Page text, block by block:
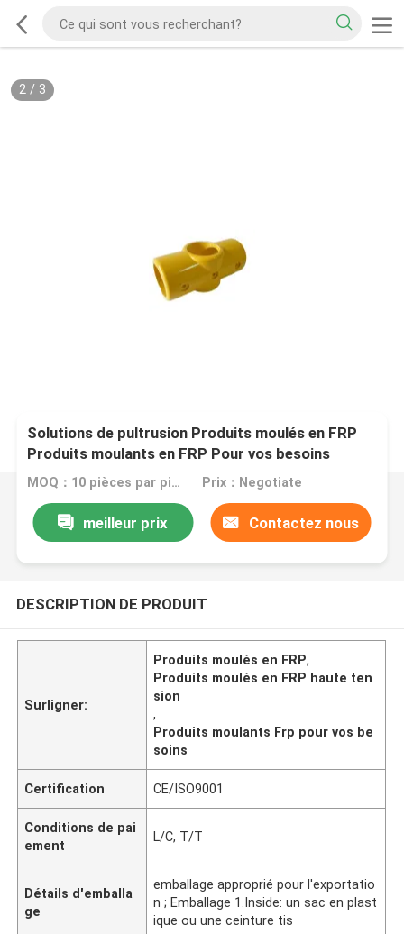
2/ 3
Solutions de pultrusion Produits moulés en FRP
Produits moulants en FRP Pour vos besoins
MOQ：10 pièces par pièce Prix：Negotiate
meilleur prix Contactez nous
DESCRIPTION DE PRODUIT
Surligner:
Produits moulés en FRP,
Produits moulés en FRP haute ten
sion
,
Produits moulants Frp pour vos be
soins
Certification CE/ISO9001
Conditions de pai
ement
L/C, T/T
Détails d'emballa
ge
emballage approprié pour l'exportatio
n ; Emballage 1.Inside: un sac en plast
ique ou une ceinture tis